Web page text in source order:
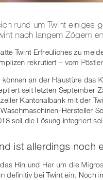
rund um Twint einiges
nach langem Zögern
Twint Erfreuliches zu
rekrutiert – vom
an der Haustüre das
seit letzten September
Kantonalbank mit der
Hersteller
soll die Lösung integriert
ist allerdings noch
Hin und Her um die
definitiv bei Twint ein. Noch